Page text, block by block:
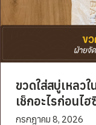
ขวดใส่สบู่เหลว
เช็กอะไรก่อนไ
กรกฎาคม 8, 2026